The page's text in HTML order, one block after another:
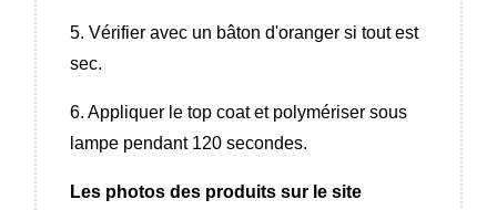
5. Vérifier avec un bâton d'oranger si tout est
sec.
6. Appliquer le top coat et polymériser sous
lampe pendant 120 secondes.
Les photos des produits sur le site